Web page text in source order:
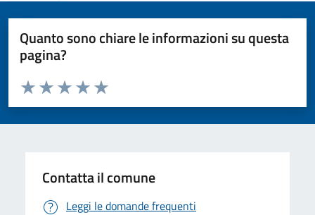
Quanto sono chiare le informazioni su questa
pagina?
Valuta da 1 a 5 stelle la pagina
Valuta 5 stelle su 5
Valuta 4 stelle su 5
Valuta 3 stelle su 5
Valuta 2 stelle su 5
Valuta 1 stelle su 5
Contatta il comune
Leggi le domande frequenti